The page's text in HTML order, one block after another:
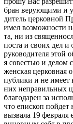
бран ве­ру­ю­щи­ми и
ди­тель цер­ков­ной
имел воз­мож­но­сти
та, ни из
по­ста и сво­их дел и
ру­ко­во­ди­те­ля этой
я со­ве­стью и де­лом
жен­ская цер­ков­ная
пуб­ли­ки и не име­ет
них непра­виль­ных
бла­го­да­рен за
что епи­скоп пой­дет
вы­зва­ла 19 фев­ра­ля